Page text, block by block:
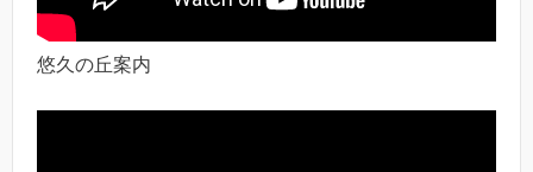
悠久の丘案内